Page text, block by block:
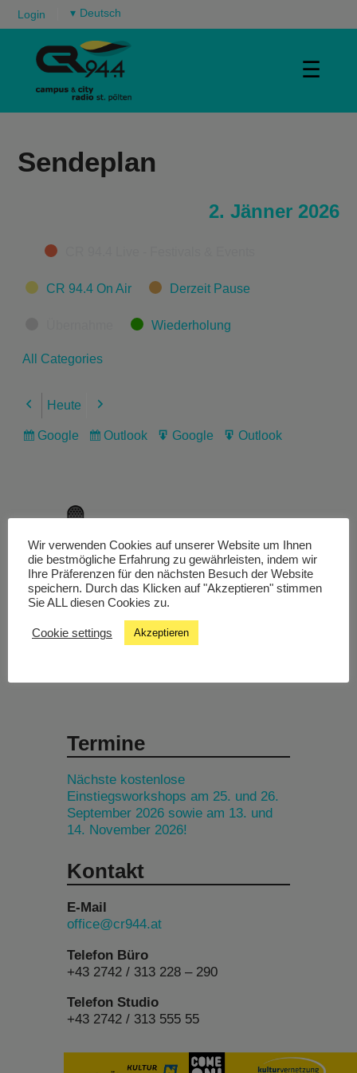
Login ▾
☰
Sendeplan
2. Jänner 2026
Categories
CR 94.4 On Air Derzeit Pause
Wiederholung
All Categories
Previous
Heute Next
Subscribe
Google
Subscribe
Outlook
Export
Google
Export
Outlook
Livestream
Studiochat
Termine
Nächste kostenlose
Einstiegsworkshops am 25. und 26.
September 2026 sowie am 13. und
14. November 2026!
Kontakt
E-Mail
office@cr944.at
Telefon Büro
+43 2742 / 313 228 – 290
Telefon Studio
+43 2742 / 313 555 55
Wir verwenden Cookies auf unserer Website um Ihnen
die bestmögliche Erfahrung zu gewährleisten, indem wir
Ihre Präferenzen für den nächsten Besuch der Website
speichern. Durch das Klicken auf "Akzeptieren" stimmen
Sie ALL diesen Cookies zu.
Cookie settings Akzeptieren